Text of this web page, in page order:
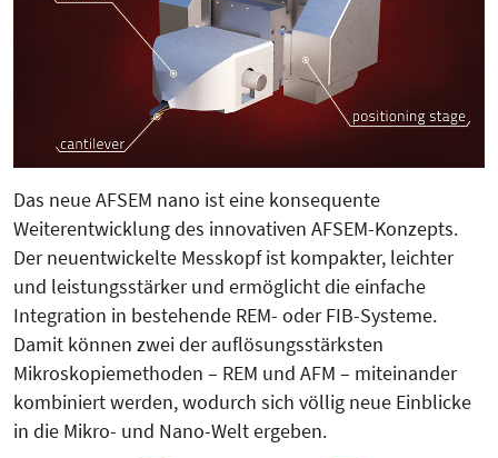
Das neue AFSEM nano ist eine konsequente
Weiterentwicklung des innovativen AFSEM-Konzepts.
Der neuentwickelte Messkopf ist kompakter, leichter
und leistungsstärker und ermöglicht die einfache
Integration in bestehende REM- oder FIB-Systeme.
Damit können zwei der auflösungsstärksten
Mikroskopiemethoden – REM und AFM – miteinander
kombiniert werden, wodurch sich völlig neue Einblicke
in die Mikro- und Nano-Welt ergeben.